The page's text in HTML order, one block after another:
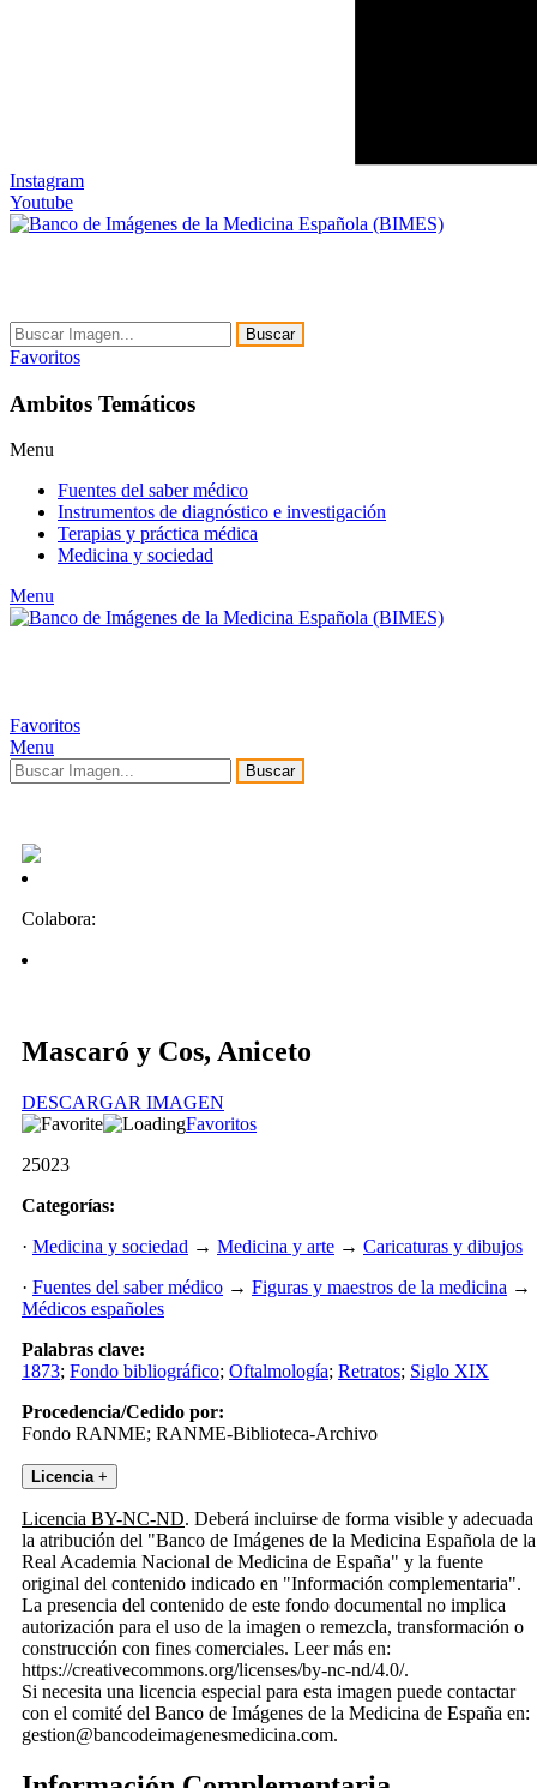
Instagram
Youtube
Buscar
Favoritos
Ambitos Temáticos
Menu
Fuentes del saber médico
Instrumentos de diagnóstico e investigación
Terapias y práctica médica
Medicina y sociedad
Menu
Favoritos
Menu
Buscar
Colabora:
Mascaró y Cos, Aniceto
DESCARGAR IMAGEN
Favoritos
25023
Categorías:
· Medicina y sociedad → Medicina y arte → Caricaturas y dibujos
· Fuentes del saber médico → Figuras y maestros de la medicina →
Médicos españoles
Palabras clave:
1873; Fondo bibliográfico; Oftalmología; Retratos; Siglo XIX
Procedencia/Cedido por:
Fondo RANME; RANME-Biblioteca-Archivo
Licencia +
Licencia BY-NC-ND. Deberá incluirse de forma visible y adecuada
la atribución del "Banco de Imágenes de la Medicina Española de la
Real Academia Nacional de Medicina de España" y la fuente
original del contenido indicado en "Información complementaria".
La presencia del contenido de este fondo documental no implica
autorización para el uso de la imagen o remezcla, transformación o
construcción con fines comerciales. Leer más en:
https://creativecommons.org/licenses/by-nc-nd/4.0/.
Si necesita una licencia especial para esta imagen puede contactar
con el comité del Banco de Imágenes de la Medicina de España en:
gestion@bancodeimagenesmedicina.com.